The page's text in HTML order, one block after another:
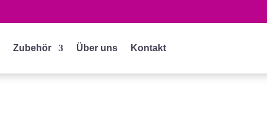
Zubehör Über uns Kontakt